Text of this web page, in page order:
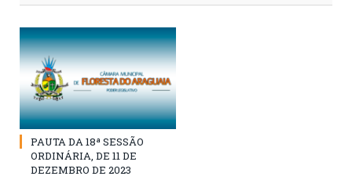
PAUTA DA 18ª SESSÃO
ORDINÁRIA, DE 11 DE
DEZEMBRO DE 2023